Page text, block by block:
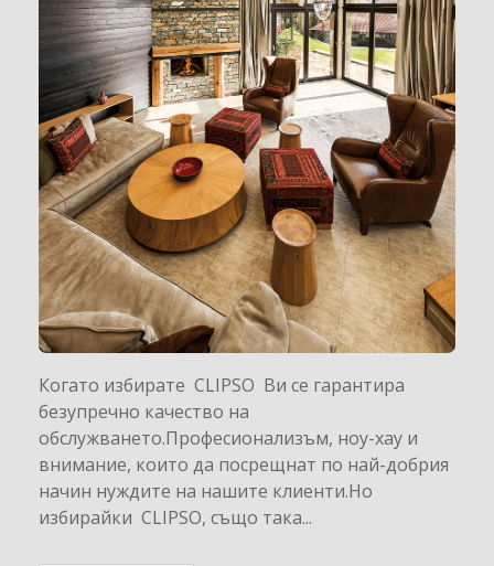
Когато избирате CLIPSO Ви се гарантира
безупречно качество на
обслужването.Професионализъм, ноу-хау и
внимание, които да посрещнат по най-добрия
начин нуждите на нашите клиенти.Но
избирайки CLIPSO, също така...